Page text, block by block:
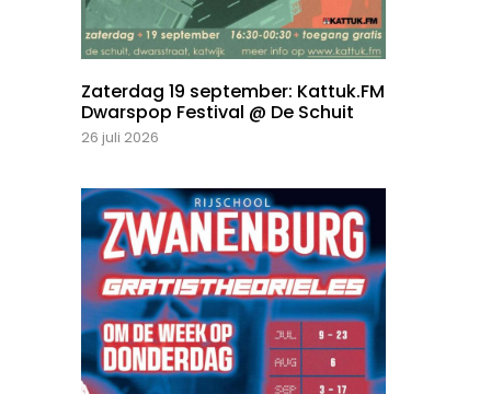
Zaterdag 19 september: Kattuk.FM
Dwarspop Festival @ De Schuit
26 juli 2026